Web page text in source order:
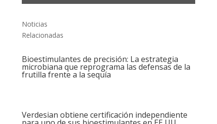
Noticias
Relacionadas
Bioestimulantes de precisión: La estrategia
microbiana que reprograma las defensas de la
frutilla frente a la sequía
Verdesian obtiene certificación independiente